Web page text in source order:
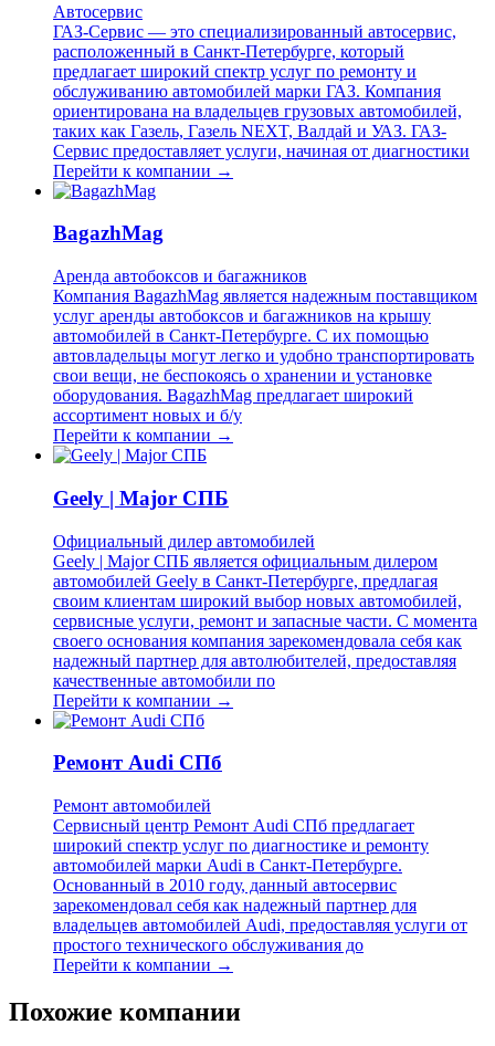
Автосервис
ГАЗ-Сервис — это специализированный автосервис,
расположенный в Санкт-Петербурге, который
предлагает широкий спектр услуг по ремонту и
обслуживанию автомобилей марки ГАЗ. Компания
ориентирована на владельцев грузовых автомобилей,
таких как Газель, Газель NEXT, Валдай и УАЗ. ГАЗ-
Сервис предоставляет услуги, начиная от диагностики
Перейти к компании →
BagazhMag
Аренда автобоксов и багажников
Компания BagazhMag является надежным поставщиком
услуг аренды автобоксов и багажников на крышу
автомобилей в Санкт-Петербурге. С их помощью
автовладельцы могут легко и удобно транспортировать
свои вещи, не беспокоясь о хранении и установке
оборудования. BagazhMag предлагает широкий
ассортимент новых и б/у
Перейти к компании →
Geely | Major СПБ
Официальный дилер автомобилей
Geely | Major СПБ является официальным дилером
автомобилей Geely в Санкт-Петербурге, предлагая
своим клиентам широкий выбор новых автомобилей,
сервисные услуги, ремонт и запасные части. С момента
своего основания компания зарекомендовала себя как
надежный партнер для автолюбителей, предоставляя
качественные автомобили по
Перейти к компании →
Ремонт Audi СПб
Ремонт автомобилей
Сервисный центр Ремонт Audi СПб предлагает
широкий спектр услуг по диагностике и ремонту
автомобилей марки Audi в Санкт-Петербурге.
Основанный в 2010 году, данный автосервис
зарекомендовал себя как надежный партнер для
владельцев автомобилей Audi, предоставляя услуги от
простого технического обслуживания до
Перейти к компании →
Похожие компании